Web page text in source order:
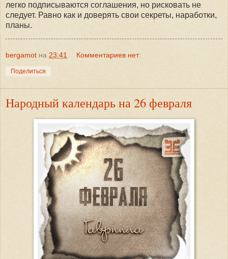
легко подписываются соглашения, но рисковать не
следует. Равно как и доверять свои секреты, наработки,
планы.
bergamot на 23:41 Комментариев нет:
Поделиться
Народный календарь на 26 февраля